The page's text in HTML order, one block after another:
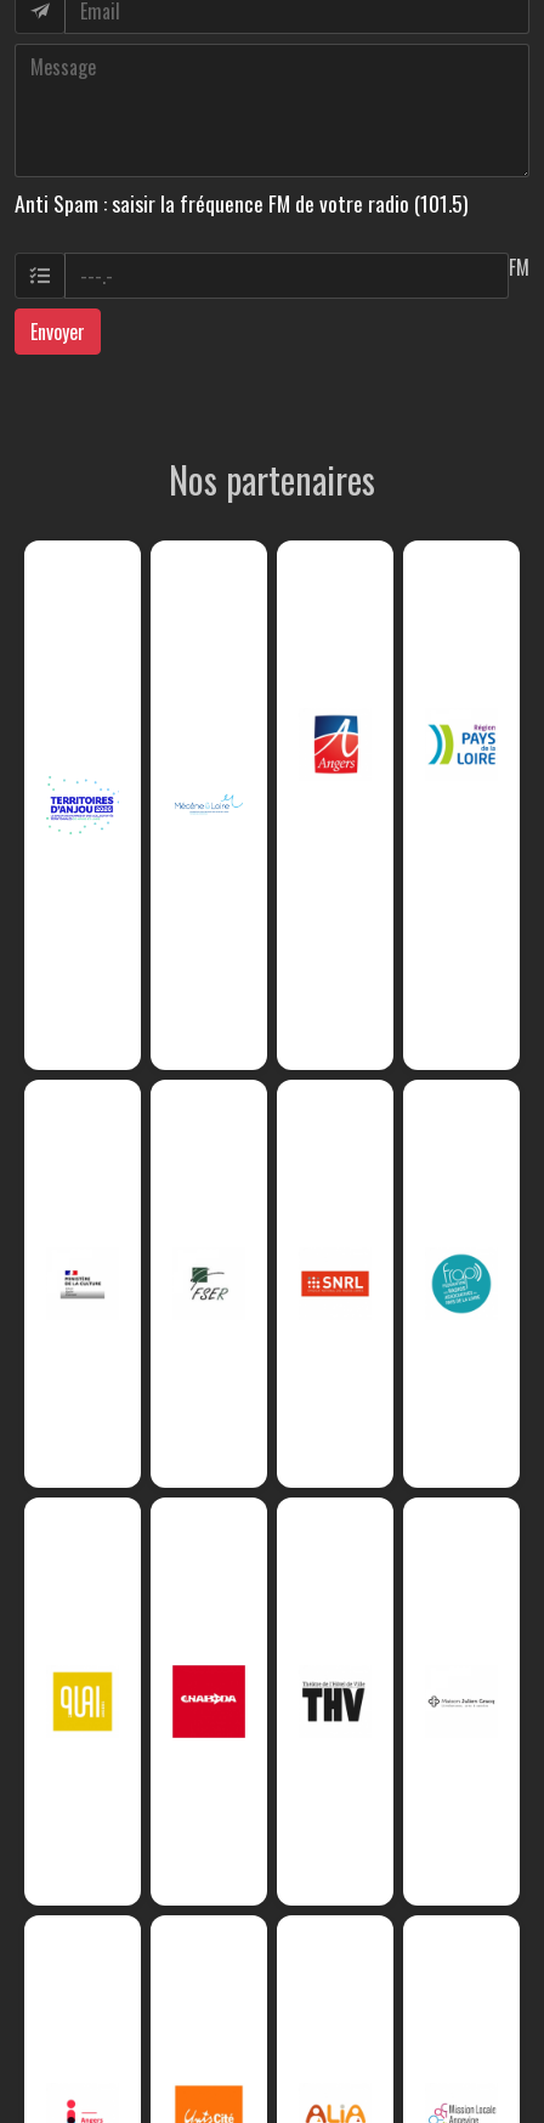
Anti Spam : saisir la fréquence FM de votre radio (101.5)
FM
Envoyer
Nos partenaires